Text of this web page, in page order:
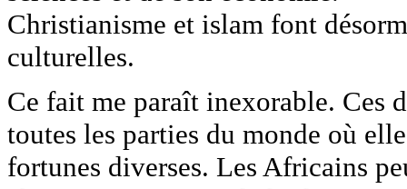
Christianisme et islam font
culturelles.
Ce fait me paraît inexorable. Ces
toutes les parties du monde où
fortunes diverses. Les Africains